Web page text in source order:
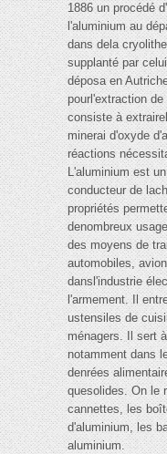
1886 un procédé
l'aluminium au
dans dela
supplanté par
déposa en
pourl'extraction
consiste à
minerai d'oxyde
réactions
L'aluminium est
conducteur de
propriétés
denombreux
des moyens de
automobiles,
dansl'industrie
l'armement. Il
ustensiles de
ménagers. Il sert
notamment dans
denrées
quesolides. On le
cannettes, les
d'aluminium, les
aluminium.